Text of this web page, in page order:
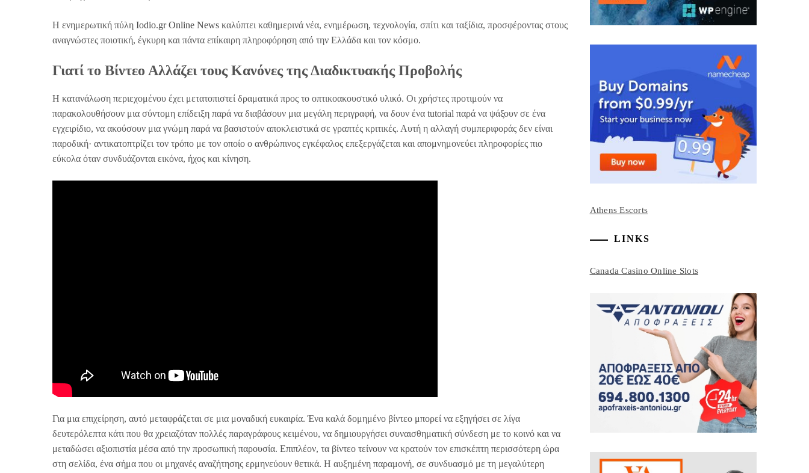
Η ενημερωτική πύλη Iodio.gr Online News καλύπτει καθημερινά νέα, ενημέρωση, τεχνολογία, σπίτι και ταξίδια, προσφέροντας στους
αναγνώστες ποιοτική, έγκυρη και πάντα επίκαιρη πληροφόρηση από την Ελλάδα και τον κόσμο.
Γιατί το Βίντεο Αλλάζει τους Κανόνες της Διαδικτυακής Προβολής
Η κατανάλωση περιεχομένου έχει μετατοπιστεί δραματικά προς το οπτικοακουστικό υλικό. Οι χρήστες προτιμούν να
παρακολουθήσουν μια σύντομη επίδειξη παρά να διαβάσουν μια μεγάλη περιγραφή, να δουν ένα tutorial παρά να ψάξουν σε ένα
εγχειρίδιο, να ακούσουν μια γνώμη παρά να βασιστούν αποκλειστικά σε γραπτές κριτικές. Αυτή η αλλαγή συμπεριφοράς δεν είναι
παροδική· αντικατοπτρίζει τον τρόπο με τον οποίο ο ανθρώπινος εγκέφαλος επεξεργάζεται και απομνημονεύει πληροφορίες πιο
εύκολα όταν συνδυάζονται εικόνα, ήχος και κίνηση.
Για μια επιχείρηση, αυτό μεταφράζεται σε μια μοναδική ευκαιρία. Ένα καλά δομημένο βίντεο μπορεί να εξηγήσει σε λίγα
δευτερόλεπτα κάτι που θα χρειαζόταν πολλές παραγράφους κειμένου, να δημιουργήσει συναισθηματική σύνδεση με το κοινό και να
μεταδώσει αξιοπιστία μέσα από την προσωπική παρουσία. Επιπλέον, τα βίντεο τείνουν να κρατούν τον επισκέπτη περισσότερη ώρα
στη σελίδα, ένα σήμα που οι μηχανές αναζήτησης ερμηνεύουν θετικά. Η αυξημένη παραμονή, σε συνδυασμό με τη μεγαλύτερη
Athens Escorts
LINKS
Canada Casino Online Slots